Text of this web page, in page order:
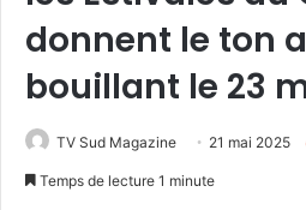
donnent le ton
bouillant le 23
TV Sud Magazine 21 mai 2025
Temps de lecture 1 minute